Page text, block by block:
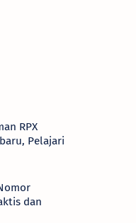
RPX
Pelajari
dan